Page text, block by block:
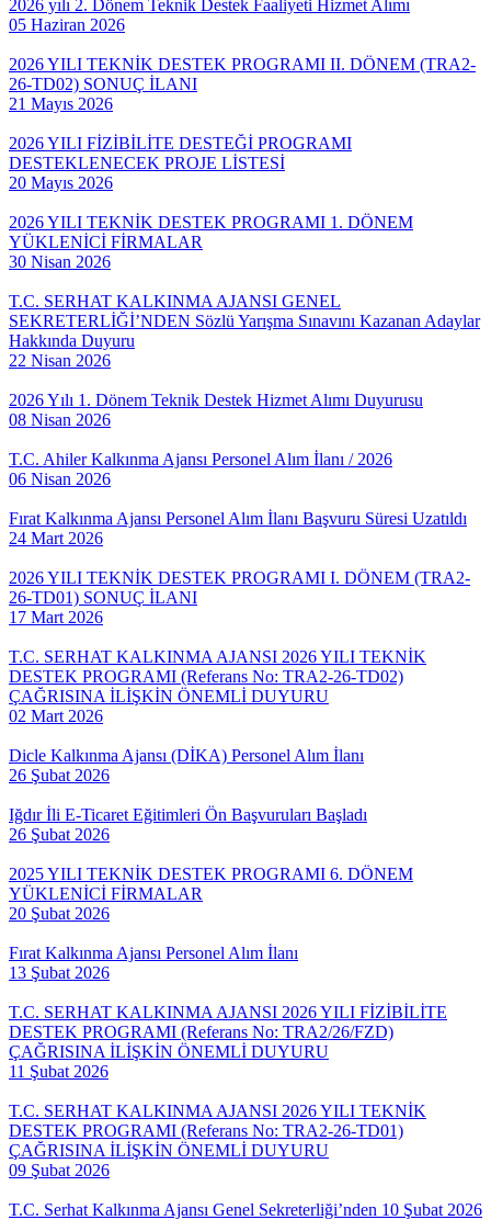
2026 yılı 2. Dönem Teknik Destek Faaliyeti Hizmet Alımı
05 Haziran 2026
2026 YILI TEKNİK DESTEK PROGRAMI II. DÖNEM (TRA2-
26-TD02) SONUÇ İLANI
21 Mayıs 2026
2026 YILI FİZİBİLİTE DESTEĞİ PROGRAMI
DESTEKLENECEK PROJE LİSTESİ
20 Mayıs 2026
2026 YILI TEKNİK DESTEK PROGRAMI 1. DÖNEM
YÜKLENİCİ FİRMALAR
30 Nisan 2026
T.C. SERHAT KALKINMA AJANSI GENEL
SEKRETERLİĞİ’NDEN Sözlü Yarışma Sınavını Kazanan Adaylar
Hakkında Duyuru
22 Nisan 2026
2026 Yılı 1. Dönem Teknik Destek Hizmet Alımı Duyurusu
08 Nisan 2026
T.C. Ahiler Kalkınma Ajansı Personel Alım İlanı / 2026
06 Nisan 2026
Fırat Kalkınma Ajansı Personel Alım İlanı Başvuru Süresi Uzatıldı
24 Mart 2026
2026 YILI TEKNİK DESTEK PROGRAMI I. DÖNEM (TRA2-
26-TD01) SONUÇ İLANI
17 Mart 2026
T.C. SERHAT KALKINMA AJANSI 2026 YILI TEKNİK
DESTEK PROGRAMI (Referans No: TRA2-26-TD02)
ÇAĞRISINA İLİŞKİN ÖNEMLİ DUYURU
02 Mart 2026
Dicle Kalkınma Ajansı (DİKA) Personel Alım İlanı
26 Şubat 2026
Iğdır İli E-Ticaret Eğitimleri Ön Başvuruları Başladı
26 Şubat 2026
2025 YILI TEKNİK DESTEK PROGRAMI 6. DÖNEM
YÜKLENİCİ FİRMALAR
20 Şubat 2026
Fırat Kalkınma Ajansı Personel Alım İlanı
13 Şubat 2026
T.C. SERHAT KALKINMA AJANSI 2026 YILI FİZİBİLİTE
DESTEK PROGRAMI (Referans No: TRA2/26/FZD)
ÇAĞRISINA İLİŞKİN ÖNEMLİ DUYURU
11 Şubat 2026
T.C. SERHAT KALKINMA AJANSI 2026 YILI TEKNİK
DESTEK PROGRAMI (Referans No: TRA2-26-TD01)
ÇAĞRISINA İLİŞKİN ÖNEMLİ DUYURU
09 Şubat 2026
T.C. Serhat Kalkınma Ajansı Genel Sekreterliği’nden 10 Şubat 2026